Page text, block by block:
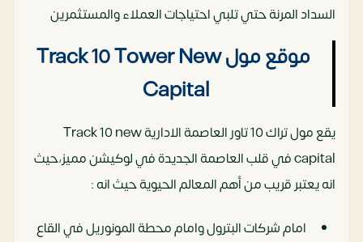
السداد المرنة حتي تلبي احتياجات العملاء والمستثمرين
موقع مولTrack 10 Tower New
Capital
يقع مول تراك 10 تاور العاصمة الادارية Track 10 new
capital في قلب العاصمة الجديدة في لوكيشن مميز،حيث
انه يعتبر قريب من أهم المعالم الحيوية حيث انه :
امام شركات البترول وامام محطة المونوريل في القاع